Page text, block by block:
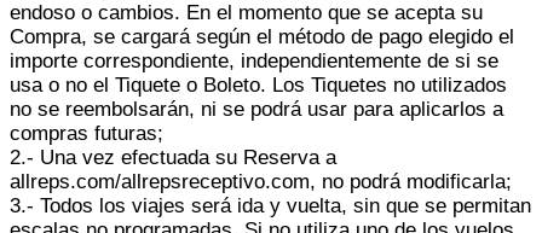
endoso o cambios. En el momento que se acepta su
Compra, se cargará según el método de pago elegido el
importe correspondiente, independientemente de si se
usa o no el Tiquete o Boleto. Los Tiquetes no utilizados
no se reembolsarán, ni se podrá usar para aplicarlos a
compras futuras;
2.- Una vez efectuada su Reserva a
allreps.com/allrepsreceptivo.com, no podrá modificarla;
3.- Todos los viajes será ida y vuelta, sin que se permitan